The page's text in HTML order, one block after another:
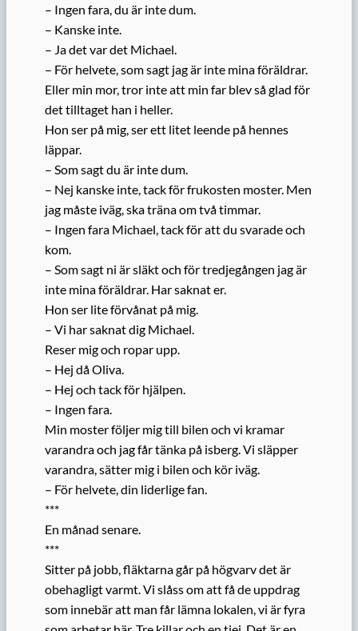
– Ingen fara, du är inte dum.
– Kanske inte.
– Ja det var det Michael.
– För helvete, som sagt jag är inte mina föräldrar.
Eller min mor, tror inte att min far blev så glad för
det tilltaget han i heller.
Hon ser på mig, ser ett litet leende på hennes
läppar.
– Som sagt du är inte dum.
– Nej kanske inte, tack för frukosten moster. Men
jag måste iväg, ska träna om två timmar.
– Ingen fara Michael, tack för att du svarade och
kom.
– Som sagt ni är släkt och för tredjegången jag är
inte mina föräldrar. Har saknat er.
Hon ser lite förvånat på mig.
– Vi har saknat dig Michael.
Reser mig och ropar upp.
– Hej då Oliva.
– Hej och tack för hjälpen.
– Ingen fara.
Min moster följer mig till bilen och vi kramar
varandra och jag får tänka på isberg. Vi släpper
varandra, sätter mig i bilen och kör iväg.
– För helvete, din liderlige fan.
***
En månad senare.
***
Sitter på jobb, fläktarna går på högvarv det är
obehagligt varmt. Vi slåss om att få de uppdrag
som innebär att man får lämna lokalen, vi är fyra